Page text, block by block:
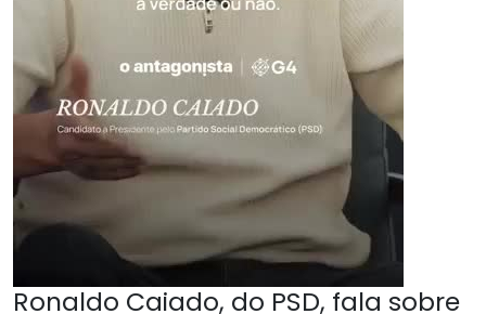
Ronaldo Caiado, do PSD, fala sobre